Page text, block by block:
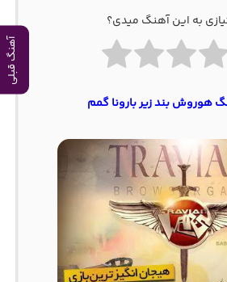
آهنگ قبلی
به این آهنگ میدی؟
هوروش بند زیر بارونا گمم